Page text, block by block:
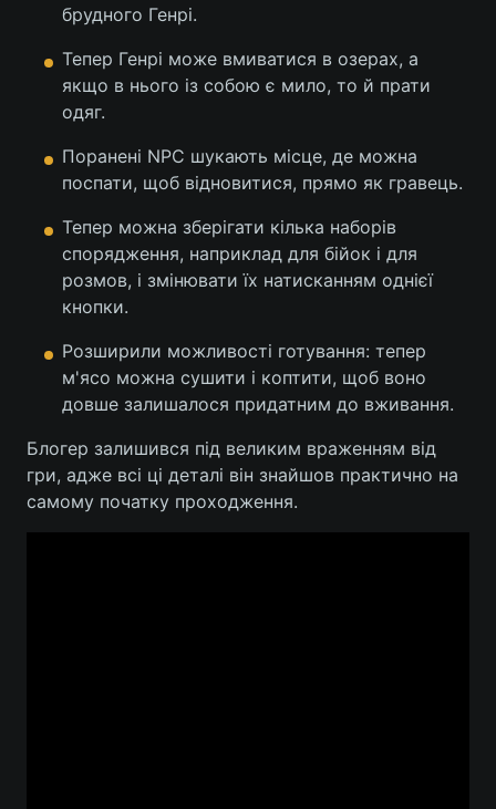
брудного Генрі.
Тепер Генрі може вмиватися в озерах, а
якщо в нього із собою є мило, то й прати
одяг.
Поранені NPC шукають місце, де можна
поспати, щоб відновитися, прямо як гравець.
Тепер можна зберігати кілька наборів
спорядження, наприклад для бійок і для
розмов, і змінювати їх натисканням однієї
кнопки.
Розширили можливості готування: тепер
м'ясо можна сушити і коптити, щоб воно
довше залишалося придатним до вживання.
Блогер залишився під великим враженням від
гри, адже всі ці деталі він знайшов практично на
самому початку проходження.